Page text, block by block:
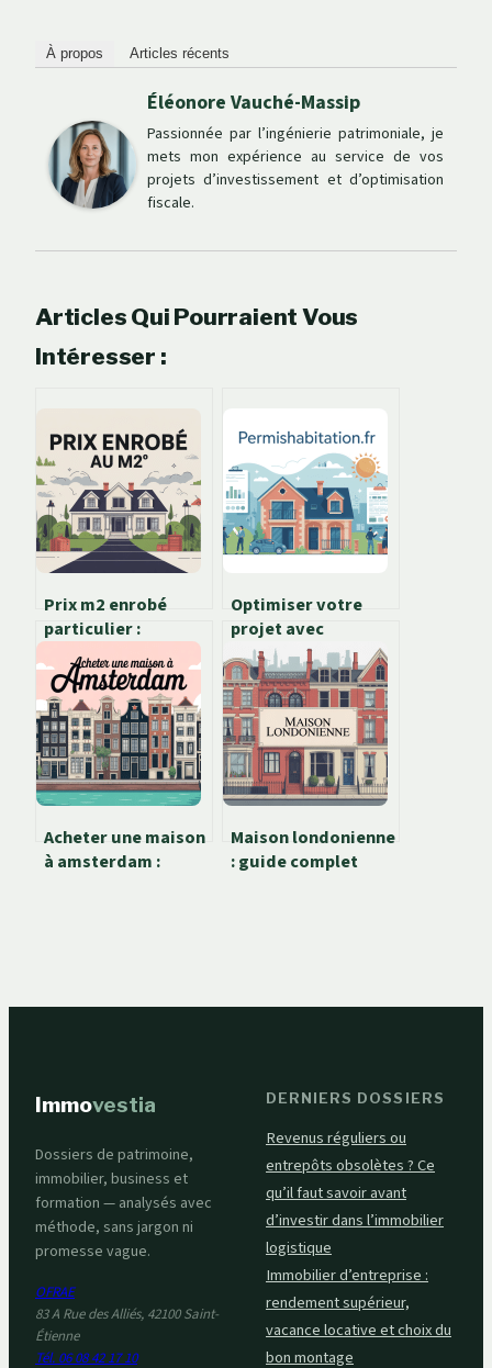
À propos Articles récents
Éléonore Vauché-Massip
Passionnée par l’ingénierie patrimoniale, je
mets mon expérience au service de vos
projets d’investissement et d’optimisation
fiscale.
Articles Qui Pourraient Vous
Intéresser :
Prix m2 enrobé
particulier :
combien prévoir
pour vos travaux ?
Optimiser votre
projet avec
permishabitation.fr,
services, avis et
alternatives
Acheter une maison
à amsterdam :
Maison londonienne
: guide complet
Immovestia
Dossiers de patrimoine,
immobilier, business et
formation — analysés avec
méthode, sans jargon ni
promesse vague.
OFRAE
83 A Rue des Alliés, 42100 Saint-
Étienne
Tél. 06 08 42 17 10
DERNIERS DOSSIERS
Revenus réguliers ou
entrepôts obsolètes ? Ce
qu’il faut savoir avant
d’investir dans l’immobilier
logistique
Immobilier d’entreprise :
rendement supérieur,
vacance locative et choix du
bon montage